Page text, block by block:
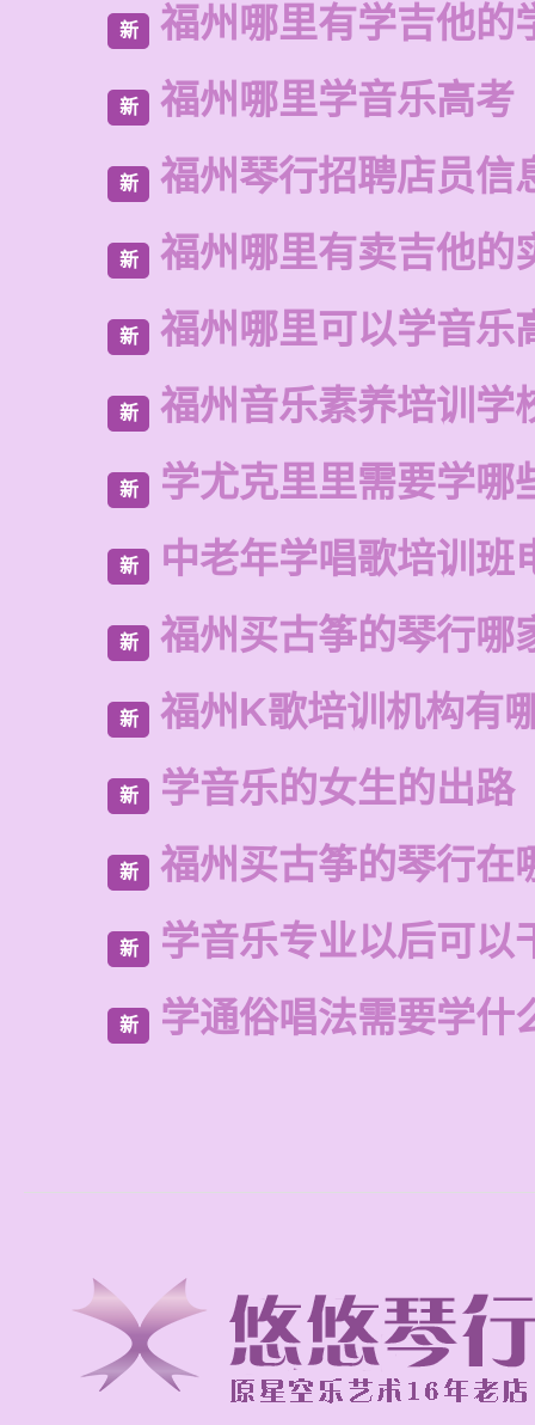
新 福州哪里有学吉他的
新 福州哪里学音乐高考
新 福州琴行招聘店员信
新 福州哪里有卖吉他的
新 福州哪里可以学音乐
新 福州音乐素养培训学
新 学尤克里里需要学哪
新 中老年学唱歌培训班
新 福州买古筝的琴行哪
新 福州K歌培训机构有
新 学音乐的女生的出路
新 福州买古筝的琴行在
新 学音乐专业以后可以
新 学通俗唱法需要学什